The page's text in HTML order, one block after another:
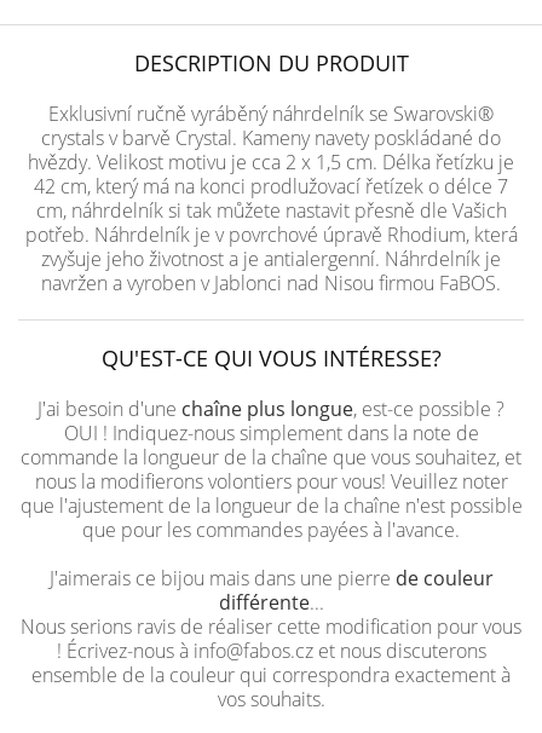
DESCRIPTION DU PRODUIT
Exklusivní ručně vyráběný náhrdelník se Swarovski®
crystals v barvě Crystal. Kameny navety poskládané do
hvězdy. Velikost motivu je cca 2 x 1,5 cm. Délka řetízku je
42 cm, který má na konci prodlužovací řetízek o délce 7
cm, náhrdelník si tak můžete nastavit přesně dle Vašich
potřeb. Náhrdelník je v povrchové úpravě Rhodium, která
zvyšuje jeho životnost a je antialergenní. Náhrdelník je
navržen a vyroben v Jablonci nad Nisou firmou FaBOS.
QU'EST-CE QUI VOUS INTÉRESSE?
J'ai besoin d'une chaîne plus longue, est-ce possible ?
OUI ! Indiquez-nous simplement dans la note de
commande la longueur de la chaîne que vous souhaitez, et
nous la modifierons volontiers pour vous! Veuillez noter
que l'ajustement de la longueur de la chaîne n'est possible
que pour les commandes payées à l'avance.
J'aimerais ce bijou mais dans une pierre de couleur
différente...
Nous serions ravis de réaliser cette modification pour vous
! Écrivez-nous à info@fabos.cz et nous discuterons
ensemble de la couleur qui correspondra exactement à
vos souhaits.